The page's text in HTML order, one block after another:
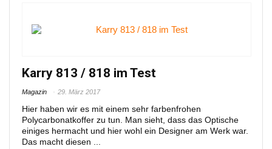
Karry 813 / 818 im Test
Magazin 29. März 2017
Hier haben wir es mit einem sehr farbenfrohen
Polycarbonatkoffer zu tun. Man sieht, dass das Optische
einiges hermacht und hier wohl ein Designer am Werk war.
Das macht diesen ...